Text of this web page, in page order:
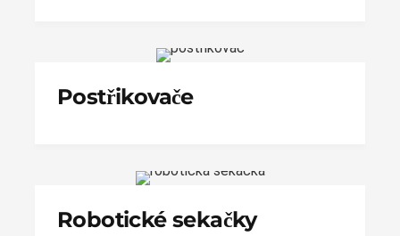
Postřikovače
Robotické sekačky